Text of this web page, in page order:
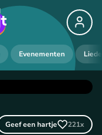
Evenementen
Geef een hartje 221x